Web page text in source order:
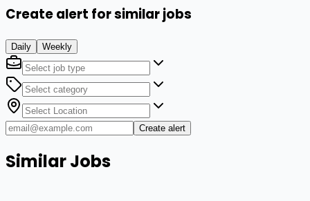
Create alert for similar jobs
Daily Weekly
Create alert
Similar Jobs